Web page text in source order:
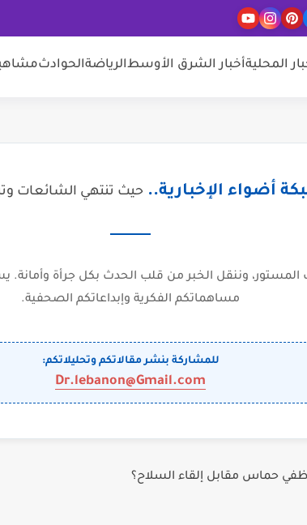
المحليةأخبار الشرق الأوسطالرياضةالحوادث
أضواء الإخبارية.. حيث تنتهي الشائعات
وننقل الخبر من قلب الحدث بكل جرأة وأمانة.
مساهماتكم الفكرية وإبداعاتكم الصحفية.
للمشاركة بنشر مقالاتكم وتحليلاتكم:
Dr.lebanon@Gmail.com
حماس مقابل إلقاء السلاح؟